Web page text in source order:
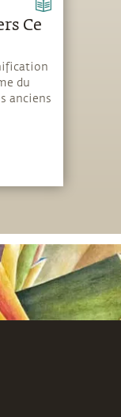
Ce
du
anciens